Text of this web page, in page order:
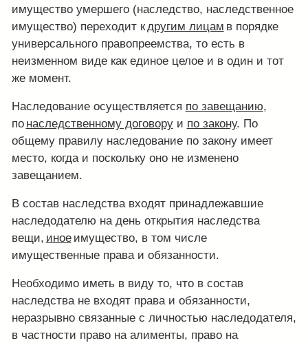
имущество умершего (наследство, наследственное
имущество) переходит кдругим лицам в порядке
универсального правопреемства, то есть в
неизменном виде как единое целое и в один и тот
же момент.
Наследование осуществляется по завещанию,
по наследственному договоруи по закону. По
общему правилу наследование по закону имеет
место, когда и поскольку оно не изменено
завещанием.
В состав наследства входят принадлежавшие
наследодателю на день открытия наследства
вещи, иноеимущество, в том числе
имущественные права и обязанности.
Необходимо иметь в виду то, что в состав
наследства не входят права и обязанности,
неразрывно связанные с личностью наследодателя,
в частности право на алименты, право на